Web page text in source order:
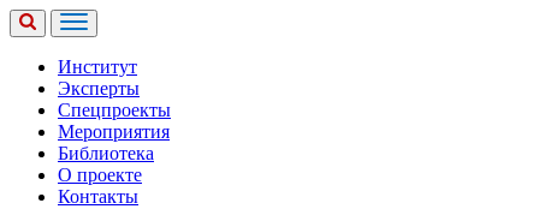
Институт
Эксперты
Спецпроекты
Мероприятия
Библиотека
О проекте
Контакты